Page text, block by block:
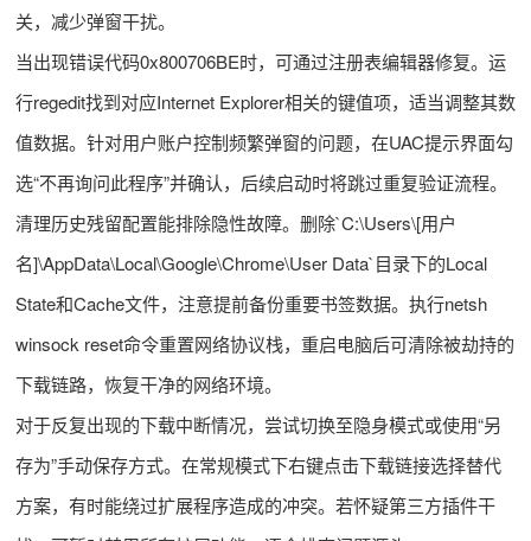
关，减少弹窗干扰。
当出现错误代码0x800706BE时，可通过注册表编辑器修复。运
行regedit找到对应Internet Explorer相关的键值项，适当调整其数
值数据。针对用户账户控制频繁弹窗的问题，在UAC提示界面勾
选“不再询问此程序”并确认，后续启动时将跳过重复验证流程。
清理历史残留配置能排除隐性故障。删除`C:\Users\[用户
名]\AppData\Local\Google\Chrome\User Data`目录下的Local
State和Cache文件，注意提前备份重要书签数据。执行netsh
winsock reset命令重置网络协议栈，重启电脑后可清除被劫持的
下载链路，恢复干净的网络环境。
对于反复出现的下载中断情况，尝试切换至隐身模式或使用“另
存为”手动保存方式。在常规模式下右键点击下载链接选择替代
方案，有时能绕过扩展程序造成的冲突。若怀疑第三方插件干